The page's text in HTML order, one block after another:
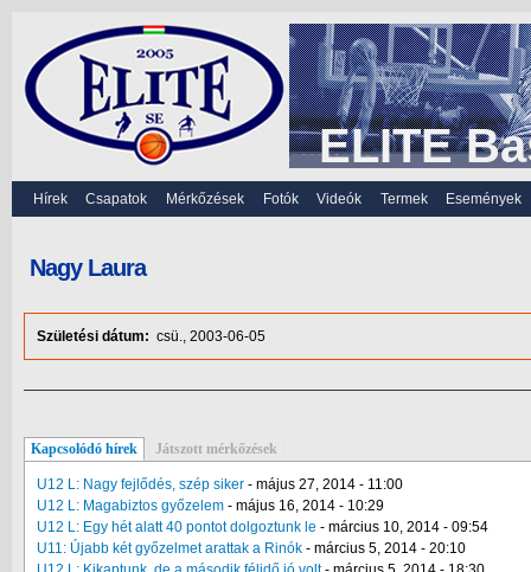
ELITE
Hírek Csapatok Mérkőzések Fotók Videók Termek Események
Nagy Laura
Születési dátum: csü., 2003-06-05
Kapcsolódó hírek Játszott mérkőzések
U12 L: Nagy fejlődés, szép siker - május 27, 2014 - 11:00
U12 L: Magabiztos győzelem - május 16, 2014 - 10:29
U12 L: Egy hét alatt 40 pontot dolgoztunk le - március 10, 2014 - 09:54
U11: Újabb két győzelmet arattak a Rinók - március 5, 2014 - 20:10